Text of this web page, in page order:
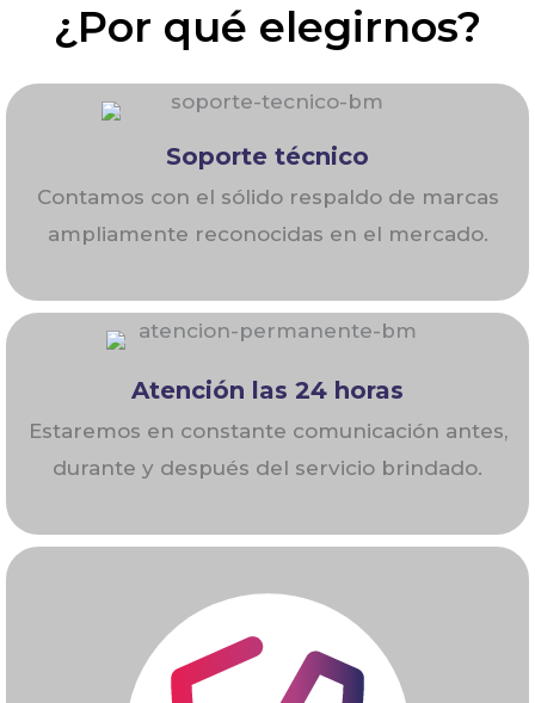
¿Por qué elegirnos?
Soporte técnico
Contamos con el sólido respaldo de marcas
ampliamente reconocidas en el mercado.
Atención las 24 horas
Estaremos en constante comunicación antes,
durante y después del servicio brindado.